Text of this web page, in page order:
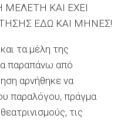
ΜΕΛΕΤΗ ΚΑΙ ΕΧΕΙ
ΕΔΩ ΚΑΙ ΜΗΝΕΣ!
τα μέλη της
παραπάνω από
αρνήθηκε να
παραλόγου, πράγμα
τις